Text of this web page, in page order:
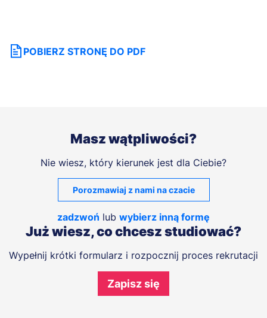
POBIERZ STRONĘ DO PDF
Masz wątpliwości?
Nie wiesz, który kierunek jest dla Ciebie?
Porozmawiaj z nami na czacie
zadzwoń lub wybierz inną formę
Już wiesz, co chcesz studiować?
Wypełnij krótki formularz i rozpocznij proces rekrutacji
Zapisz się